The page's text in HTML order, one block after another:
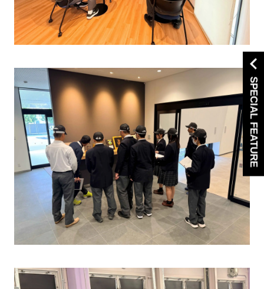
SPECIAL FEATURE